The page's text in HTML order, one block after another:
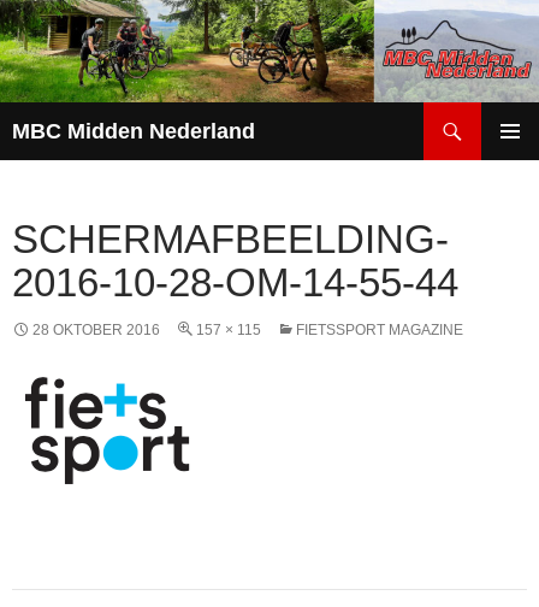
MBC Midden Nederland
INHOUD
SCHERMAFBEELDING-
2016-10-28-OM-14-55-44
28 OKTOBER 2016 157 × 115 FIETSSPORT MAGAZINE